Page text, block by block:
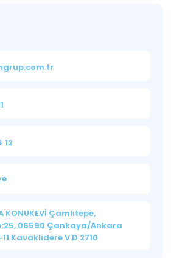
12
KONUKEVİ Çamlıtepe,
06590 Çankaya/Ankara
Kavaklıdere V.D 2710